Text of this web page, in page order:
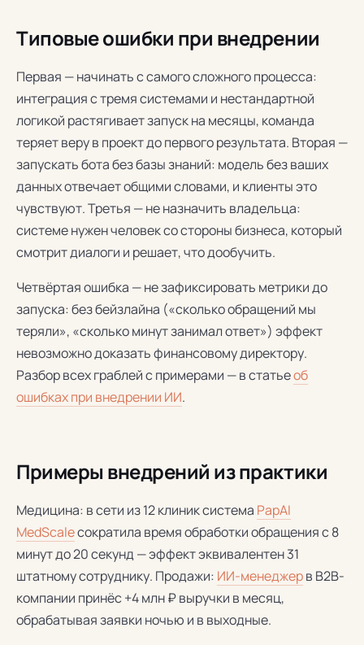
Типовые ошибки при внедрении
Первая — начинать с самого сложного процесса:
интеграция с тремя системами и нестандартной
логикой растягивает запуск на месяцы, команда
теряет веру в проект до первого результата. Вторая —
запускать бота без базы знаний: модель без ваших
данных отвечает общими словами, и клиенты это
чувствуют. Третья — не назначить владельца:
системе нужен человек со стороны бизнеса, который
смотрит диалоги и решает, что дообучить.
Четвёртая ошибка — не зафиксировать метрики до
запуска: без бейзлайна («сколько обращений мы
теряли», «сколько минут занимал ответ») эффект
невозможно доказать финансовому директору.
Разбор всех граблей с примерами — в статьеоб
ошибках при внедрении ИИ.
Примеры внедрений из практики
Медицина: в сети из 12 клиник система PapAI
MedScaleсократила время обработки обращения с 8
минут до 20 секунд — эффект эквивалентен 31
штатному сотруднику. Продажи: ИИ-менеджерв B2B-
компании принёс +4 млн ₽ выручки в месяц,
обрабатывая заявки ночью и в выходные.